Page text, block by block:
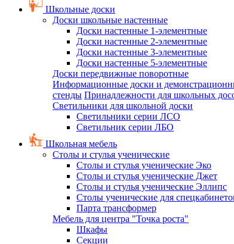
Школьные доски
Доски школьные настенные
Доски настенные 1-элементные
Доски настенные 2-элементные
Доски настенные 3-элементные
Доски настенные 5-элементные
Доски передвижные поворотные
Информационные доски и
стенды Принадлежности для школьных
Светильники для школьной доски
Светильники серии ЛСО
Светильник серии ЛБО
Школьная мебель
Столы и стулья ученические
Столы и стулья ученические Эко
Столы и стулья ученические Джет
Столы и стулья ученические Эллипс
Столы ученические для
Парта трансформер
Мебель для центра "Точка роста"
Шкафы
Секции